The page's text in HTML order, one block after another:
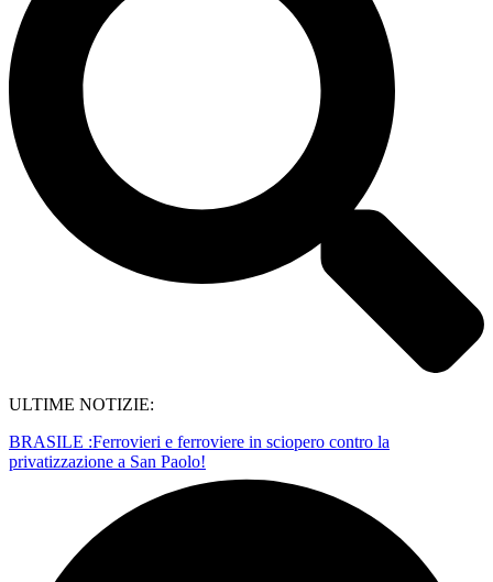
ULTIME NOTIZIE:
BRASILE :Ferrovieri e ferroviere in sciopero contro la
privatizzazione a San Paolo!